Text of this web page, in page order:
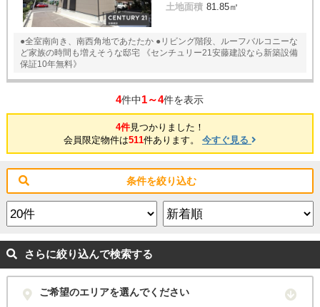
土地面積 81.85㎡
●全室南向き、南西角地であたたか ●リビング階段、ルーフバルコニーな
ど家族の時間も増えそうな邸宅 《センチュリー21安藤建設なら新築設備
保証10年無料》
4件中1～4件を表示
4件見つかりました！
会員限定物件は511件あります。 今すぐ見る
条件を絞り込む
さらに絞り込んで検索する
ご希望のエリアを選んでください